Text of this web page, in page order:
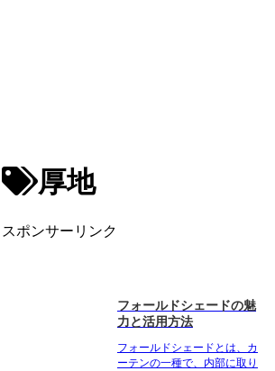
厚地
スポンサーリンク
フォールドシェードの魅
力と活用方法
フォールドシェードとは、カ
ーテンの一種で、内部に取り